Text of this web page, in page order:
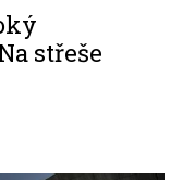
střeše